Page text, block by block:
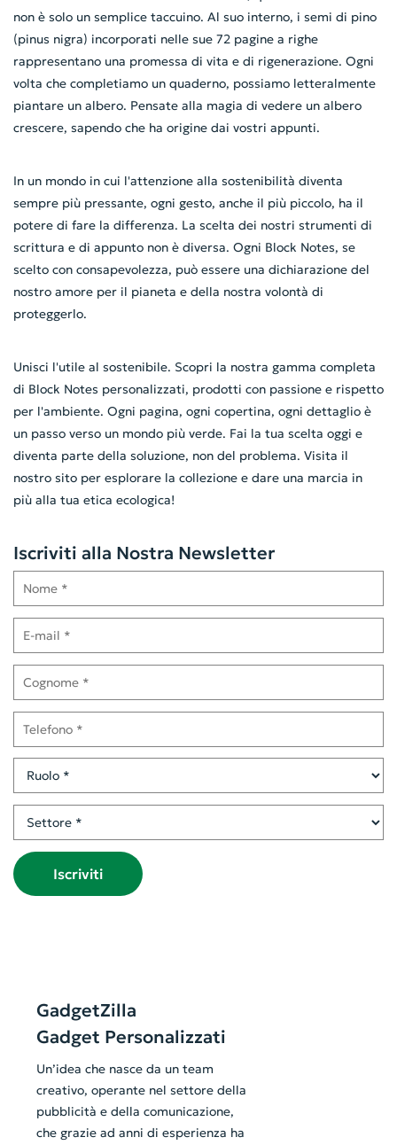
non è solo un semplice taccuino. Al suo interno, i semi di pino
(pinus nigra) incorporati nelle sue 72 pagine a righe
rappresentano una promessa di vita e di rigenerazione. Ogni
volta che completiamo un quaderno, possiamo letteralmente
piantare un albero. Pensate alla magia di vedere un albero
crescere, sapendo che ha origine dai vostri appunti.
In un mondo in cui l'attenzione alla sostenibilità diventa
sempre più pressante, ogni gesto, anche il più piccolo, ha il
potere di fare la differenza. La scelta dei nostri strumenti di
scrittura e di appunto non è diversa. Ogni Block Notes, se
scelto con consapevolezza, può essere una dichiarazione del
nostro amore per il pianeta e della nostra volontà di
proteggerlo.
Unisci l'utile al sostenibile. Scopri la nostra gamma completa
di Block Notes personalizzati, prodotti con passione e rispetto
per l'ambiente. Ogni pagina, ogni copertina, ogni dettaglio è
un passo verso un mondo più verde. Fai la tua scelta oggi e
diventa parte della soluzione, non del problema. Visita il
nostro sito per esplorare la collezione e dare una marcia in
più alla tua etica ecologica!
Iscriviti alla Nostra Newsletter
Nome
E-mail
Cognome
Telefono
Ruolo
Settore
Iscriviti
GadgetZilla
Gadget Personalizzati
Un’idea che nasce da un team
creativo, operante nel settore della
pubblicità e della comunicazione,
che grazie ad anni di esperienza ha